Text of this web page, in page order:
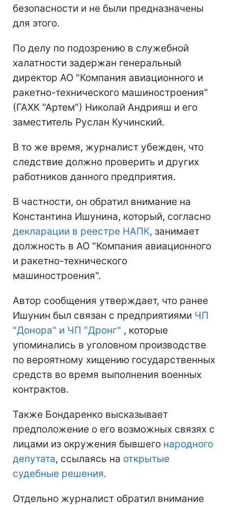
безопасности и не были предназначены
для этого.
По делу по подозрению в служебной
халатности задержан генеральный
директор АО "Компания авиационного и
ракетно-технического машиностроения"
(ГАХК "Артем") Николай Андрияш и его
заместитель Руслан Кучинский.
В то же время, журналист убежден, что
следствие должно проверить и других
работников данного предприятия.
В частности, он обратил внимание на
Константина Ишунина, который, согласно
декларации в реестре НАПК, занимает
должность в АО "Компания авиационного
и ракетно-технического
машиностроения".
Автор сообщения утверждает, что ранее
Ишунин был связан с предприятиями ЧП
"Донора" и ЧП "Дронг" , которые
упоминались в уголовном производстве
по вероятному хищению государственных
средств во время выполнения военных
контрактов.
Также Бондаренко высказывает
предположение о его возможных связях с
лицами из окружения бывшего народного
депутата, ссылаясь на открытые
судебные решения.
Отдельно журналист обратил внимание